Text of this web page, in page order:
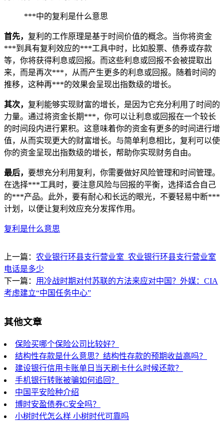
***中的复利是什么意思
首先， 复利的工作原理是基于时间价值的概念。当你将资金
***到具有复利效应的***工具中时，比如股票、债券或存款
等，你将获得利息或回报。而这些利息或回报不会被提取出
来，而是再次***，从而产生更多的利息或回报。随着时间的
推移，这种再***的效果会呈现出指数级的增长。
其次， 复利能够实现财富的增长，是因为它充分利用了时间的
力量。通过将资金长期***，你可以让利息或回报在一个较长
的时间段内进行累积。这意味着你的资金有更多的时间进行增
值，从而实现更大的财富增长。与简单利息相比，复利可以使
你的资金呈现出指数级的增长，帮助你实现财务自由。
最后， 要想充分利用复利，你需要做好风险管理和时间管理。
在选择***工具时，要注意风险与回报的平衡，选择适合自己
的***产品。此外，要有耐心和长远的眼光，不要轻易中断***
计划，以便让复利效应充分发挥作用。
复利是什么意思
上一篇： 农业银行环县支行营业室_农业银行环县支行营业室
电话是多少
下一篇： 用冷战时期对付苏联的方法来应对中国？外媒：CIA
考虑建立“中国任务中心”
其他文章
保险买哪个保险公司比较好？
结构性存款是什么意思？结构性存款的预期收益高吗？
建设银行信用卡账单日当天刷卡什么时候还款？
手机银行转账被骗如何追回？
中国平安险种介绍
博时安盈债券C安全吗？
小树时代怎么样 小树时代可靠吗